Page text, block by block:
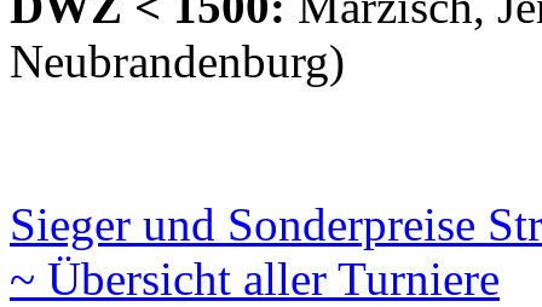
Neubrandenburg)
Sieger und Sonderpreise
~ Übersicht aller Turniere